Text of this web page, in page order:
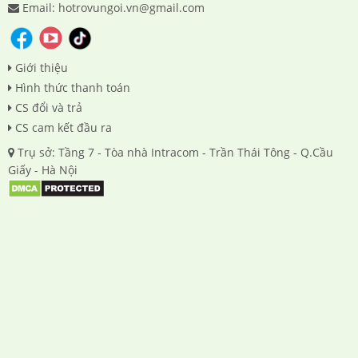
Email: hotrovungoi.vn@gmail.com
Giới thiệu
Hình thức thanh toán
CS đổi và trả
CS cam kết đầu ra
Trụ sở: Tầng 7 - Tòa nhà Intracom - Trần Thái Tông - Q.Cầu
Giấy - Hà Nội